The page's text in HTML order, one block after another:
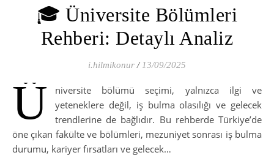
🎓 Üniversite Bölümleri
Rehberi: Detaylı Analiz
i.hilmikonur / 13/09/2025
Ü
niversite bölümü seçimi, yalnızca ilgi ve
yeteneklere değil, iş bulma olasılığı ve gelecek
trendlerine de bağlıdır. Bu rehberde Türkiye’de
öne çıkan fakülte ve bölümleri, mezuniyet sonrası iş bulma
durumu, kariyer fırsatları ve gelecek…